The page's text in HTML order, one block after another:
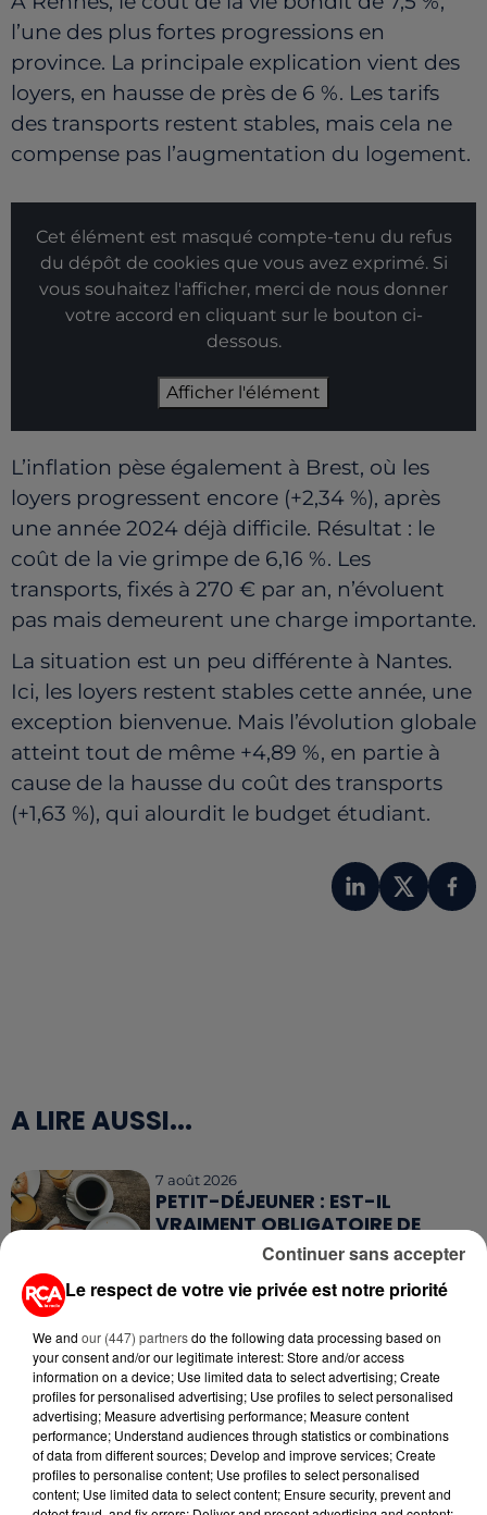
l’une des plus fortes progressions en
province. La principale explication vient des
loyers, en hausse de près de 6 %. Les tarifs
des transports restent stables, mais cela ne
compense pas l’augmentation du logement.
Cet élément est masqué compte-tenu du refus
du dépôt de cookies que vous avez exprimé. Si
vous souhaitez l'afficher, merci de nous donner
votre accord en cliquant sur le bouton ci-
dessous.
Afficher l'élément
L’inflation pèse également à Brest, où les
loyers progressent encore (+2,34 %), après
une année 2024 déjà difficile. Résultat : le
coût de la vie grimpe de 6,16 %. Les
transports, fixés à 270 € par an, n’évoluent
pas mais demeurent une charge importante.
La situation est un peu différente à Nantes.
Ici, les loyers restent stables cette année, une
exception bienvenue. Mais l’évolution globale
atteint tout de même +4,89 %, en partie à
cause de la hausse du coût des transports
(+1,63 %), qui alourdit le budget étudiant.
A LIRE AUSSI...
7 août 2026
PETIT-DÉJEUNER : EST-IL
VRAIMENT OBLIGATOIRE DE
MANGER LE MATIN ?
7 août 2026
ROUTES : LE GRAND OUEST SE
PRÉPARE À UN...
6 août 2026
MÉGOTS ET FEUX DE FORÊT : LES
INDUSTRIELS DU TABAC BIENTÔT
TAXÉS...
Le respect de votre vie privée est notre priorité
We and our (447) partnersdo the following data processing based on
your consent and/or our legitimate interest: Store and/or access
information on a device; Use limited data to select advertising; Create
profiles for personalised advertising; Use profiles to select personalised
advertising; Measure advertising performance; Measure content
performance; Understand audiences through statistics or combinations
of data from different sources; Develop and improve services; Create
profiles to personalise content; Use profiles to select personalised
content; Use limited data to select content; Ensure security, prevent and
Continuer sans accepter